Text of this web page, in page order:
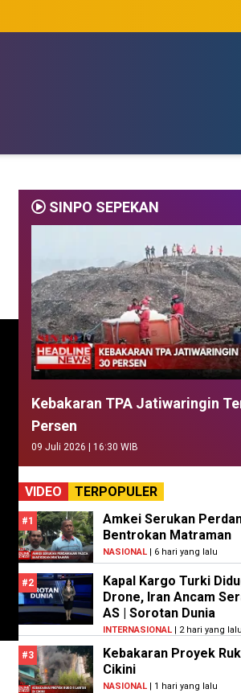
SINPO SEPEKAN
Kebakaran TPA Jatiwaringin
Persen
09 Juli 2026 | 16:30 WIB
VIDEO TERPOPULER
#1
Amkei Serukan
Bentrokan Matraman
NASIONAL| 6 hari yang lalu
#2
Kapal Kargo Turki
Drone, Iran Ancam
AS | Sorotan Dunia
INTERNASIONAL| 2 hari yang lalu
#3
Kebakaran Proyek
Cikini
NASIONAL| 1 hari yang lalu